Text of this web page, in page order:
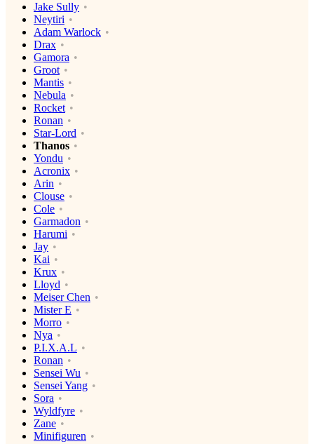
Jake Sully
Neytiri
Adam Warlock
Drax
Gamora
Groot
Mantis
Nebula
Rocket
Ronan
Star-Lord
Thanos
Yondu
Acronix
Arin
Clouse
Cole
Garmadon
Harumi
Jay
Kai
Krux
Lloyd
Meiser Chen
Mister E
Morro
Nya
P.I.X.A.L
Ronan
Sensei Wu
Sensei Yang
Sora
Wyldfyre
Zane
Minifiguren